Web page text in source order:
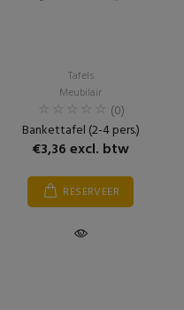
Tafels
Meubilair
(0)
Bankettafel (2-4 pers.)
€3,36 excl. btw
RESERVEER